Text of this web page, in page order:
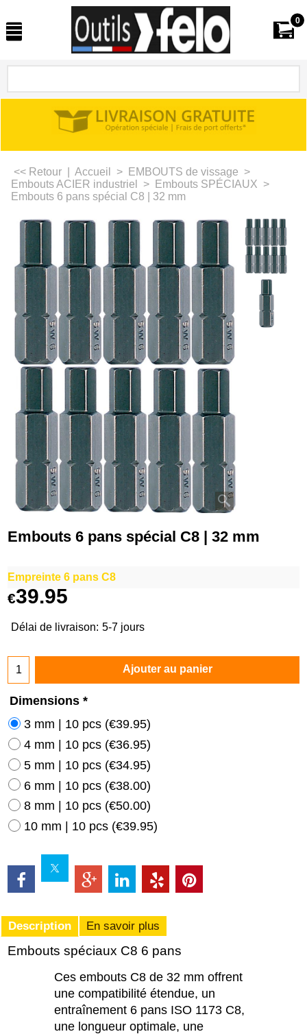
0
<< Retour Accueil > EMBOUTS de vissage >
Embouts ACIER industriel
> Embouts SPÉCIAUX >
Embouts 6 pans spécial C8 | 32 mm
Embouts 6 pans spécial C8 | 32 mm
Empreinte 6 pans C8
€39.95
Délai de livraison: 5-7 jours
Ajouter au panier
Dimensions *
3 mm | 10 pcs (€39.95)
4 mm | 10 pcs (€36.95)
5 mm | 10 pcs (€34.95)
6 mm | 10 pcs (€38.00)
8 mm | 10 pcs (€50.00)
10 mm | 10 pcs (€39.95)
Description En savoir plus
Embouts spéciaux C8 6 pans
Ces embouts C8 de 32 mm offrent
une compatibilité étendue, un
entraînement 6 pans ISO 1173 C8,
une longueur optimale, une